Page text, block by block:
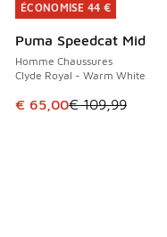
ÉCONOMISE 44 €
Puma Speedcat Mid
Homme Chaussures
Clyde Royal - Warm White
Cet article est en
€ 65,00€ 109,99
ÉCONOMISE 44 €